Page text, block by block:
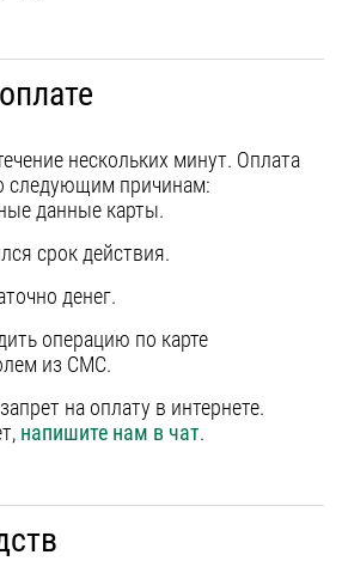
нескольких минут. Оплата
следующим причинам:
данные карты.
срок действия.
денег.
операцию по карте
из СМС.
на оплату в интернете.
напишите нам в чат.